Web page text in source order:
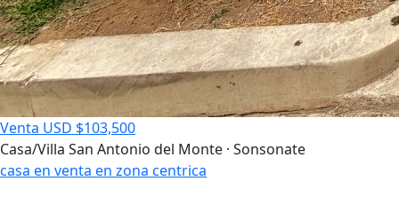
Venta USD $103,500
Casa/Villa San Antonio del Monte · Sonsonate
casa en venta en zona centrica